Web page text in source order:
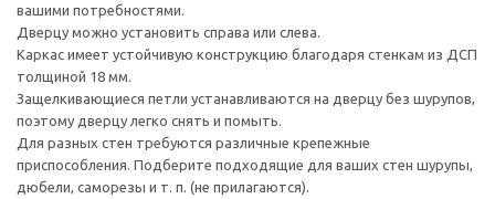
вашими потребностями.
Дверцу можно установить справа или слева.
Каркас имеет устойчивую конструкцию благодаря стенкам из ДСП
толщиной 18 мм.
Защелкивающиеся петли устанавливаются на дверцу без шурупов,
поэтому дверцу легко снять и помыть.
Для разных стен требуются различные крепежные
приспособления. Подберите подходящие для ваших стен шурупы,
дюбели, саморезы и т. п. (не прилагаются).